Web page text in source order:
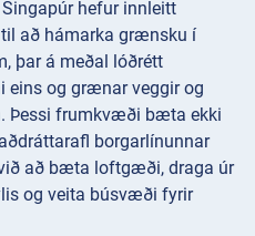
Singapúr hefur innleitt
að hámarka grænsku í
þar á meðal lóðrétt
eins og grænar veggir og
Þessi frumkvæði bæta ekki
borgarlínunnar
að bæta loftgæði, draga úr
og veita búsvæði fyrir